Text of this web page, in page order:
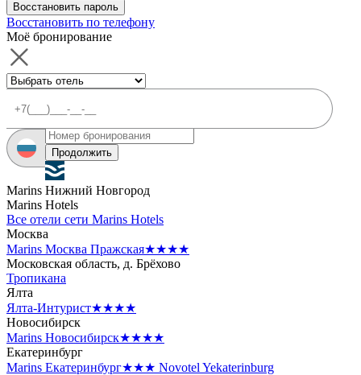
Восстановить пароль
Восстановить по телефону
Моё бронирование
Продолжить
Marins Нижний Новгород
Marins Hotels
Все отели сети Marins Hotels
Москва
Marins Москва Пражская★★★★
Московская область, д. Брёхово
Тропикана
Ялта
Ялта-Интурист★★★★
Новосибирск
Marins Новосибирск★★★★
Екатеринбург
Marins Екатеринбург★★★ Novotel Yekaterinburg